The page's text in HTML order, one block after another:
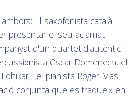
El saxofonista català
presentar el seu aclamat
d'un quartet d'autèntic
Oscar Domenech, el
i el pianista Roger Mas.
conjunta que es tradueix en